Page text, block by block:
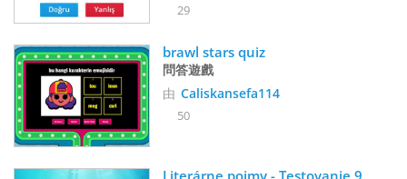
29
brawl stars quiz
問答遊戲
由 Caliskansefa114
50
Literárne pojmy - Testovanie 9